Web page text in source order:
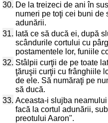
30. De la treizeci de ani în
numeri pe toţi cei buni de
adunării.
31. Iată ce să ducă ei, după
scândurile cortului cu
postamentele lor, funiile
32. Stâlpii curţii de pe toate
ţăruşii curţii cu frânghiile
de ele. Să număraţi pe
să ducă.
33. Aceasta-i slujba
facă la cortul adunării,
preotului Aaron".